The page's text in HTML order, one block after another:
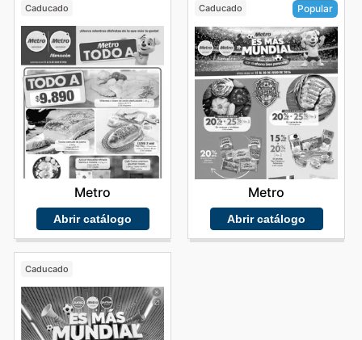
Caducado
Metro
Abrir catálogo
Caducado Popular
Metro
Abrir catálogo
Caducado